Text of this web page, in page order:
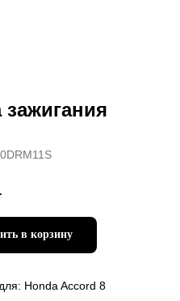
зажигания
в корзину
Honda Accord 8